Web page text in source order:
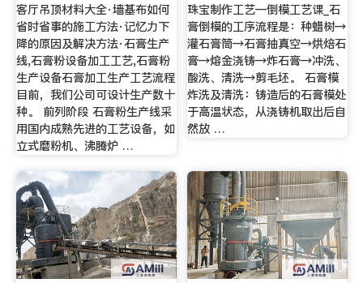
客厅吊顶材料大全·墙基布如何
省时省事的施工方法·记忆力下
降的原因及解决方法·石膏生产
线,石膏粉设备加工工艺,石膏粉
生产设备石膏加工生产工艺流程
目前，我们公司可设计生产数十
种。 前列阶段 石膏粉生产线采
用国内成熟先进的工艺设备，如
立式磨粉机、沸腾炉 …
珠宝制作工艺—倒模工艺课_石
膏倒模的工序流程是：种蜡树→
灌石膏筒→石膏抽真空→烘焙石
膏→熔金浇铸→炸石膏→冲洗、
酸洗、清洗→剪毛坯。 石膏模
炸洗及清洗：铸造后的石膏模处
于高温状态，从浇铸机取出后自
然放 …